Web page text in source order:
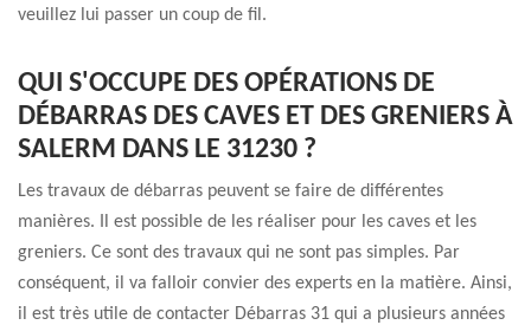
veuillez lui passer un coup de fil.
QUI S'OCCUPE DES OPÉRATIONS DE
DÉBARRAS DES CAVES ET DES GRENIERS À
SALERM DANS LE 31230 ?
Les travaux de débarras peuvent se faire de différentes
manières. Il est possible de les réaliser pour les caves et les
greniers. Ce sont des travaux qui ne sont pas simples. Par
conséquent, il va falloir convier des experts en la matière. Ainsi,
il est très utile de contacter Débarras 31 qui a plusieurs années